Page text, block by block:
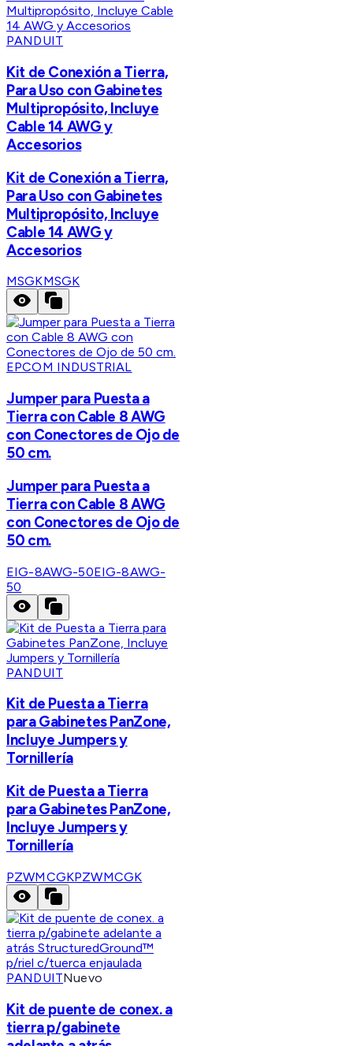
PANDUIT
Kit de Conexión a Tierra,
Para Uso con Gabinetes
Multipropósito, Incluye
Cable 14 AWG y
Accesorios
Kit de Conexión a Tierra,
Para Uso con Gabinetes
Multipropósito, Incluye
Cable 14 AWG y
Accesorios
MSGKMSGK
EPCOM INDUSTRIAL
Jumper para Puesta a
Tierra con Cable 8 AWG
con Conectores de Ojo de
50 cm.
Jumper para Puesta a
Tierra con Cable 8 AWG
con Conectores de Ojo de
50 cm.
EIG-8AWG-50EIG-8AWG-
50
PANDUIT
Kit de Puesta a Tierra
para Gabinetes PanZone,
Incluye Jumpers y
Tornillería
Kit de Puesta a Tierra
para Gabinetes PanZone,
Incluye Jumpers y
Tornillería
PZWMCGKPZWMCGK
PANDUITNuevo
Kit de puente de conex. a
tierra p/gabinete